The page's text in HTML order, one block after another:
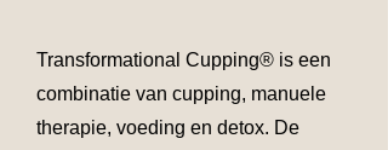
Transformational Cupping® is een
combinatie van cupping, manuele
therapie, voeding en detox. De